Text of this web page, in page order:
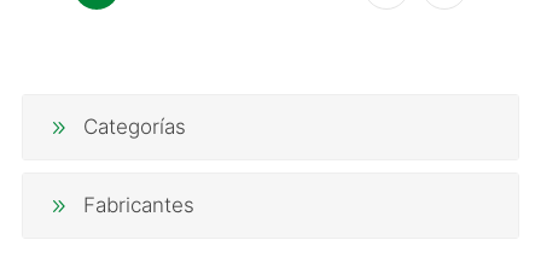
Categorías
Fabricantes